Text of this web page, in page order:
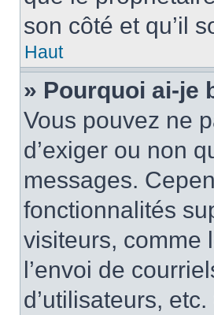
son côté et qu’il
Haut
» Pourquoi ai-je
Vous pouvez ne
d’exiger ou non
messages.
fonctionnalités
visiteurs, comme
l’envoi de
d’utilisateurs,